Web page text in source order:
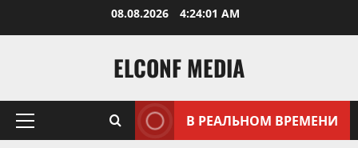
08.08.2026 4:24:02 AM
ELCONF MEDIA
Основное
В РЕАЛЬНОМ ВРЕМЕНИ